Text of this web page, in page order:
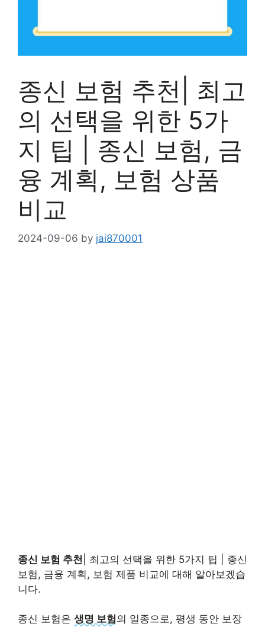
종신 보험 추천| 최고
의 선택을 위한 5가
지 팁 | 종신 보험, 금
융 계획, 보험 상품
비교
2024-09-06 by jai870001
종신 보험 추천 | 최고의 선택을 위한 5가지 팁 | 종신
보험, 금융 계획, 보험 제품 비교에 대해 알아보겠습
니다.
종신 보험은 생명 보험의 일종으로, 평생 동안 보장